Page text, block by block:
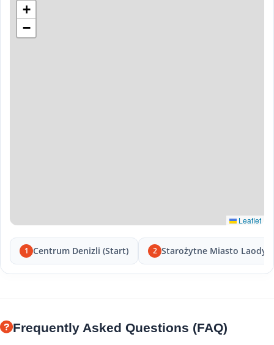
+
−
Leaflet
1 Centrum Denizli (Start) 2 Starożytne Miasto
Frequently Asked Questions (FAQ)